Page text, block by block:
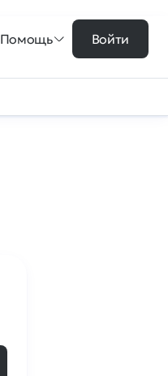
Помощь Войти